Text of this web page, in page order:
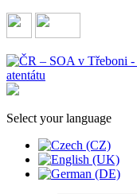
Select your language